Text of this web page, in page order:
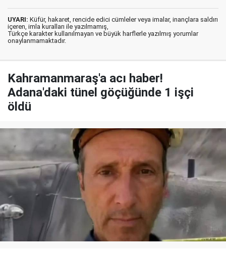
UYARI: Küfür, hakaret, rencide edici cümleler veya imalar, inançlara saldırı
içeren, imla kuralları ile yazılmamış,
Türkçe karakter kullanılmayan ve büyük harflerle yazılmış yorumlar
onaylanmamaktadır.
Kahramanmaraş'a acı haber!
Adana'daki tünel göçüğünde 1 işçi
öldü